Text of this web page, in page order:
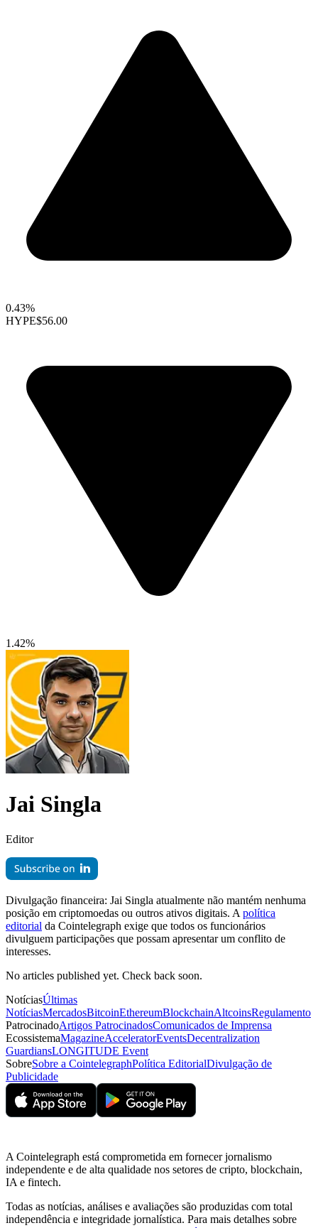
0.43%
HYPE$56.00
1.42%
Jai Singla
Editor
Divulgação financeira: Jai Singla atualmente não mantém nenhuma
posição em criptomoedas ou outros ativos digitais. A política
editorial da Cointelegraph exige que todos os funcionários
divulguem participações que possam apresentar um conflito de
interesses.
No articles published yet. Check back soon.
NotíciasÚltimas
NotíciasMercadosBitcoinEthereumBlockchainAltcoinsRegulamento
PatrocinadoArtigos PatrocinadosComunicados de Imprensa
EcossistemaMagazineAcceleratorEventsDecentralization
GuardiansLONGITUDE Event
SobreSobre a CointelegraphPolítica EditorialDivulgação de
Publicidade
A Cointelegraph está comprometida em fornecer jornalismo
independente e de alta qualidade nos setores de cripto, blockchain,
IA e fintech.
Todas as notícias, análises e avaliações são produzidas com total
independência e integridade jornalística. Para mais detalhes sobre